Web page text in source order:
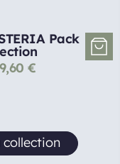
Pack
€
collection